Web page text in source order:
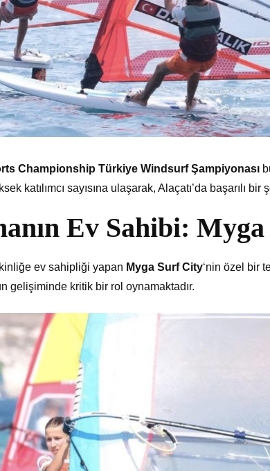
Championship Türkiye Windsurf Şampiyonası
katılımcı sayısına ulaşarak, Alaçatı’da başarılı
Ev Sahibi:
ev sahipliği yapan Myga Surf City‘nin özel bir
gelişiminde kritik bir rol oynamaktadır.